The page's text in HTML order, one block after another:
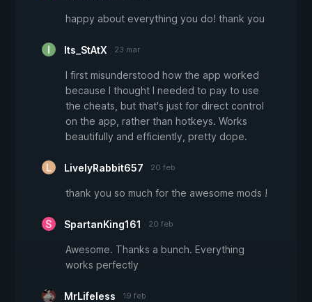
happy about everything you do! thank you
Its_StAtX 23 mar
I first misunderstood how the app worked
because I thought I needed to pay to use
the cheats, but that's just for direct control
on the app, rather than hotkeys. Works
beautifully and efficiently, pretty dope.
LivelyRabbit657 20 feb
thank you so much for the awesome mods !
SpartanKing161 20 feb
Awesome. Thanks a bunch. Everything
works perfectly
MrLifeless 19 feb